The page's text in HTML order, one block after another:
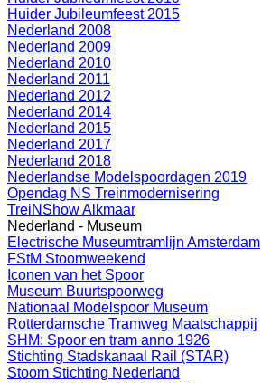
Huider Jubileumfeest 2015
Nederland 2008
Nederland 2009
Nederland 2010
Nederland 2011
Nederland 2012
Nederland 2014
Nederland 2015
Nederland 2017
Nederland 2018
Nederlandse Modelspoordagen 2019
Opendag NS Treinmodernisering
TreiNShow Alkmaar
Nederland - Museum
Electrische Museumtramlijn Amsterdam
FStM Stoomweekend
Iconen van het Spoor
Museum Buurtspoorweg
Nationaal Modelspoor Museum
Rotterdamsche Tramweg Maatschappij
SHM: Spoor en tram anno 1926
Stichting Stadskanaal Rail (STAR)
Stoom Stichting Nederland